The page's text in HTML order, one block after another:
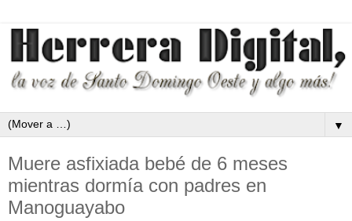
▼
Muere asfixiada bebé de 6 meses
mientras dormía con padres en
Manoguayabo